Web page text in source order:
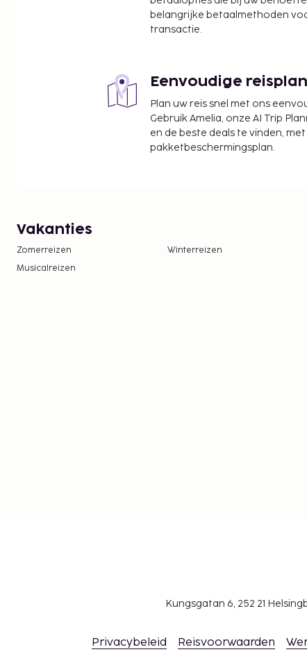
belangrijke betaalmethoden
transactie.
Eenvoudige
Plan uw reis snel met ons
Gebruik Amelia, onze AI Trip
en de beste deals te vinden,
pakketbeschermingsplan.
Vakanties
Zomerreizen Winterreizen
Musicalreizen
Kungsgatan 6, 252 21
Privacybeleid Reisvoorwaarden